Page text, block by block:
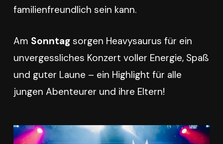
familienfreundlich sein kann.
Am Sonntagsorgen Heavysaurus für ein
unvergessliches Konzert voller Energie, Spaß
und guter Laune – ein Highlight für alle
jungen Abenteurer und ihre Eltern!